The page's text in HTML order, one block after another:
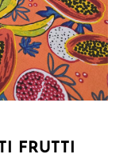
FRUTTI